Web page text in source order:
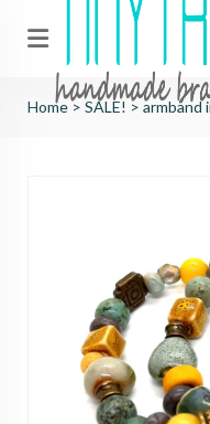
Home> SALE! > armband